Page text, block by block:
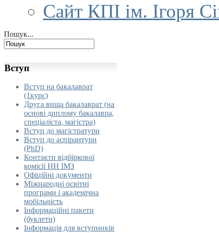
Сайт КПІ ім. Ігоря
Пошук...
Вступ
Вступ на бакалаврат
(1курс)
Друга вища бакалаврат (на
основі диплому бакалавра,
спеціаліста, магістра)
Вступ до магістратури
Вступ до аспірантури
(PhD)
Контакти відбіркової
комісії НН ІМЗ
Офіційні документи
Міжнародні освітні
програми і академічна
мобільність
Інформаційні пакети
(буклети)
Інформація для вступників